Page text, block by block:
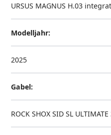
URSUS MAGNUS H.03
Modelljahr:
2025
Gabel:
ROCK SHOX SID SL